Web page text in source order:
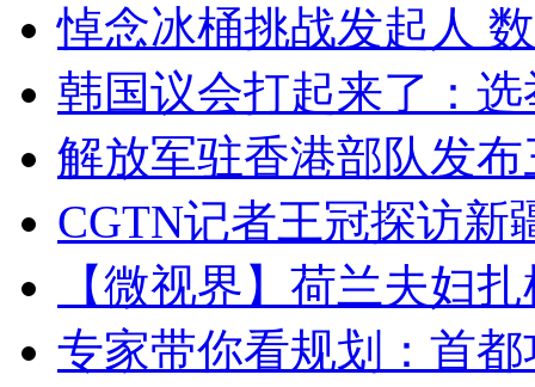
悼念冰桶挑战发起人
韩国议会打起来了：
解放军驻香港部队发
CGTN记者王冠探访新
【微视界】荷兰夫妇
专家带你看规划：首